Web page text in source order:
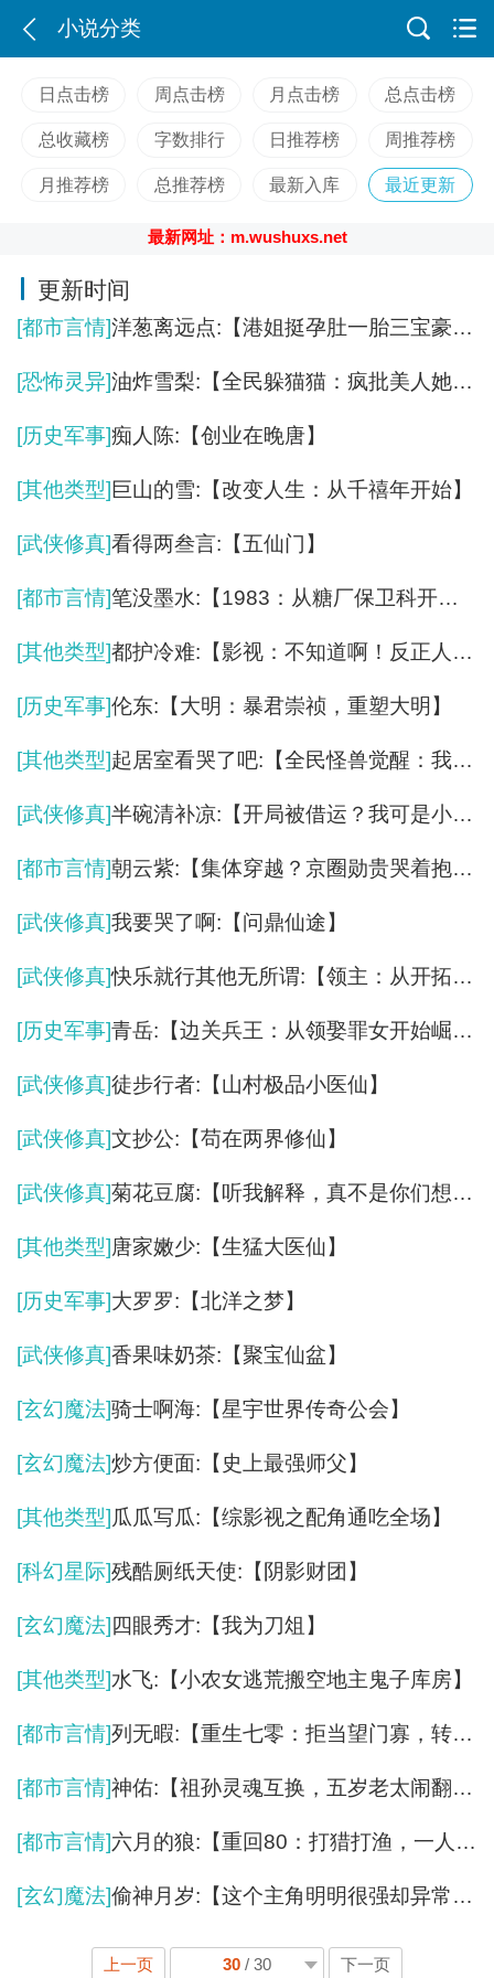
小说分类
日点击榜 周点击榜 月点击榜 总点击榜
总收藏榜 字数排行 日推荐榜 周推荐榜
月推荐榜 总推荐榜 最新入库 最近更新
最新网址：m.wushuxs.net
更新时间
[都市言情]洋葱离远点:【港姐挺孕肚一胎三宝豪门大佬沦陷】
[恐怖灵异]油炸雪梨:【全民躲猫猫：疯批美人她满级天眼】
[历史军事]痴人陈:【创业在晚唐】
[其他类型] 巨山的雪:【改变人生：从千禧年开始】
[武侠修真]看得两叁言:【五仙门】
[都市言情]笔没墨水:【1983：从糖厂保卫科开始】
[其他类型]都护冷难:【影视：不知道啊！反正人生很曼妙】
[历史军事]伦东:【大明：暴君崇祯，重塑大明】
[其他类型]起居室看哭了吧:【全民怪兽觉醒：我开局觉醒芝顿！】
[武侠修真]半碗清补凉:【开局被借运？我可是小天师啊！】
[都市言情]朝云紫:【集体穿越？京圈勋贵哭着抱我大腿】
[武侠修真]我要哭了啊:【问鼎仙途】
[武侠修真]快乐就行其他无所谓:【领主：从开拓骑士开始】
[历史军事]青岳:【边关兵王：从领娶罪女开始崛起】
[武侠修真]徒步行者:【山村极品小医仙】
[武侠修真]文抄公:【苟在两界修仙】
[武侠修真]菊花豆腐:【听我解释，真不是你们想的那样！】
[其他类型]唐家嫩少:【生猛大医仙】
[历史军事]大罗罗:【北洋之梦】
[武侠修真]香果味奶茶:【聚宝仙盆】
[玄幻魔法]骑士啊海:【星宇世界传奇公会】
[玄幻魔法]炒方便面:【史上最强师父】
[其他类型] 瓜瓜写瓜:【综影视之配角通吃全场】
[科幻星际]残酷厕纸天使:【阴影财团】
[玄幻魔法] 四眼秀才:【我为刀俎】
[其他类型]水飞:【小农女逃荒搬空地主鬼子库房】
[都市言情]列无暇:【重生七零：拒当望门寡，转身高嫁】
[都市言情]神佑:【祖孙灵魂互换，五岁老太闹翻全朝】
[都市言情]六月的狼:【重回80：打猎打渔，一人养活四家】
[玄幻魔法]偷神月岁:【这个主角明明很强却异常谨慎】
上一页 30 / 30 下一页